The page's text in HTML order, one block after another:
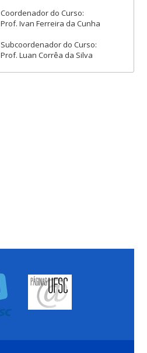
Coordenador do Curso:
Prof. Ivan Ferreira da Cunha
Subcoordenador do Curso:
Prof. Luan Corrêa da Silva